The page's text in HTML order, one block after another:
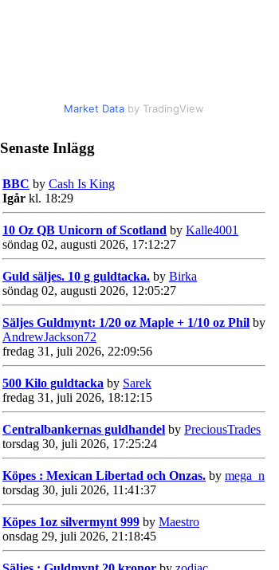
Market Data by TradingView
Senaste Inlägg
BBC by Cash Is King
Igår kl. 18:29
10 Oz QB Unicorn of Scotland by Kalle4001
söndag 02, augusti 2026, 17:12:27
Guld säljes. 10 g guldtacka. by Birka
söndag 02, augusti 2026, 12:05:27
Säljes Guldmynt: 1/20 oz Maple + 1/10 oz Phil by
AndrewJackson72
fredag 31, juli 2026, 22:09:56
500 Kilo guldtacka by Sarek
fredag 31, juli 2026, 18:12:15
Centralbankernas guldhandel by PreciousTrades
torsdag 30, juli 2026, 17:25:24
Köpes : Mexican Libertad och Onzas. by mega_n
torsdag 30, juli 2026, 11:41:37
Köpes 1oz silvermynt 999 by Maestro
onsdag 29, juli 2026, 21:18:45